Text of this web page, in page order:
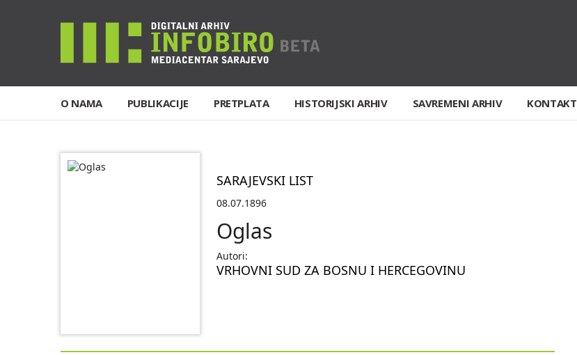
O NAMA PUBLIKACIJE PRETPLATA HISTORIJSKI ARHIV SAVREMENI ARHIV KONTAKT
SARAJEVSKI LIST
08.07.1896
Oglas
Autori:
VRHOVNI SUD ZA BOSNU I HERCEGOVINU